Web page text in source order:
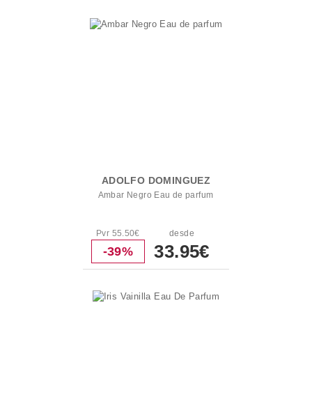
ADOLFO DOMINGUEZ
Ambar Negro Eau de parfum
Pvr 55.50€
-39%
desde
33.95€